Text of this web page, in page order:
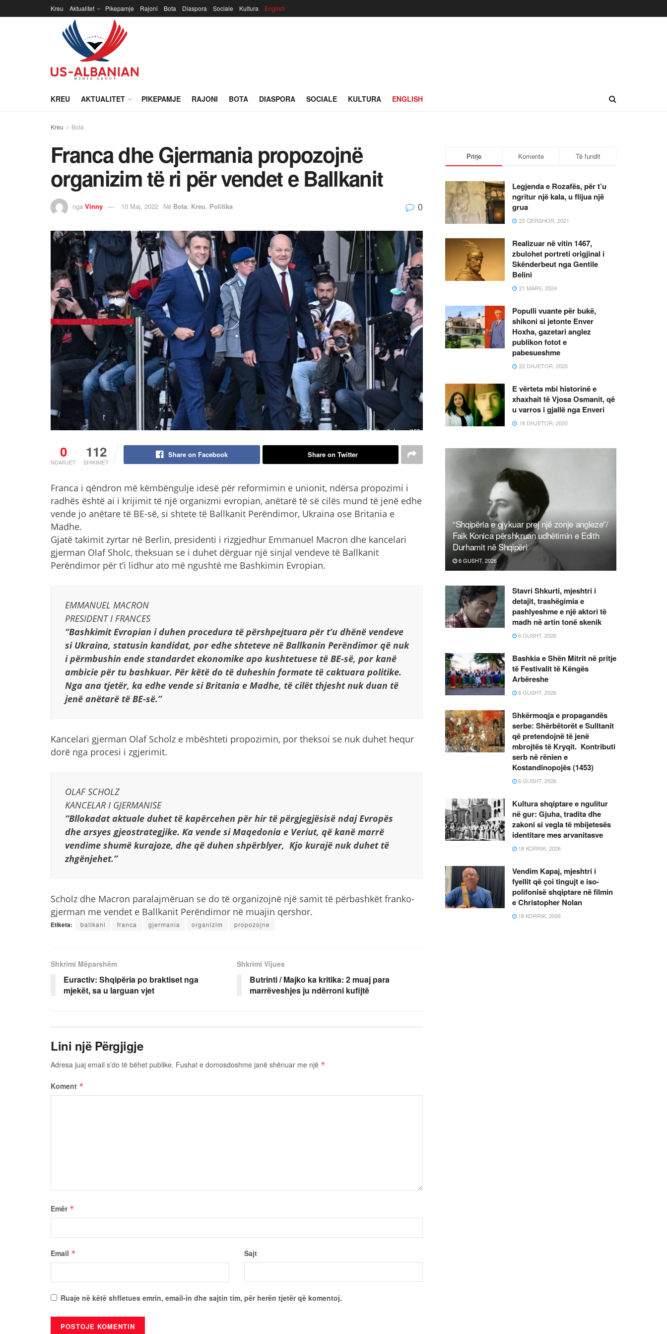
Kreu Aktualitet Pikepamje Rajoni Bota Diaspora Sociale Kultura English
KREU AKTUALITET PIKEPAMJE RAJONI BOTA DIASPORA SOCIALE KULTURA ENGLISH
Kreu Bota
Franca dhe Gjermania propozojnë
organizim të ri për vendet e Ballkanit
nga Vinny 10 Maj, 2022 Në Bota, Kreu, Politika 0
0
NDARJET
112
SHIKIMET
Share on Facebook Share on Twitter
Franca i qëndron më këmbëngulje idesë për reformimin e unionit, ndërsa propozimi i
radhës është ai i krijimit të një organizmi evropian, anëtarë të së cilës mund të jenë edhe
vende jo anëtare të BE-së, si shtete të Ballkanit Perëndimor, Ukraina ose Britania e
Madhe.
Gjatë takimit zyrtar në Berlin, presidenti i rizgjedhur Emmanuel Macron dhe kancelari
gjerman Olaf Sholc, theksuan se i duhet dërguar një sinjal vendeve të Ballkanit
Perëndimor për t’i lidhur ato më ngushtë me Bashkimin Evropian.
EMMANUEL MACRON
PRESIDENT I FRANCES
“Bashkimit Evropian i duhen procedura të përshpejtuara për t’u dhënë vendeve
si Ukraina, statusin kandidat, por edhe shteteve në Ballkanin Perëndimor që nuk
i përmbushin ende standardet ekonomike apo kushtetuese të BE-së, por kanë
ambicie për tu bashkuar. Për këtë do të duheshin formate të caktuara politike.
Nga ana tjetër, ka edhe vende si Britania e Madhe, të cilët thjesht nuk duan të
jenë anëtarë të BE-së.”
Kancelari gjerman Olaf Scholz e mbështeti propozimin, por theksoi se nuk duhet hequr
dorë nga procesi i zgjerimit.
OLAF SCHOLZ
KANCELAR I GJERMANISE
“Bllokadat aktuale duhet të kapërcehen për hir të përgjegjësisë ndaj Evropës
dhe arsyes gjeostrategjike. Ka vende si Maqedonia e Veriut, që kanë marrë
vendime shumë kurajoze, dhe që duhen shpërblyer, Kjo kurajë nuk duhet të
zhgënjehet.”
Scholz dhe Macron paralajmëruan se do të organizojnë një samit të përbashkët franko-
gjerman me vendet e Ballkanit Perëndimor në muajin qershor.
Etiketa: ballkani franca gjermania organizim propozojne
Shkrimi Mëparshëm
Euractiv: Shqipëria po braktiset nga
mjekët, sa u larguan vjet
Shkrimi Vijues
Butrinti / Majko ka kritika: 2 muaj para
marrëveshjes ju ndërroni kufijtë
Lini një Përgjigje
Adresa juaj email s’do të bëhet publike. Fushat e domosdoshme janë shënuar me një *
Koment *
Emër *
Email * Sajt
Ruaje në këtë shfletues emrin, email-in dhe sajtin tim, për herën tjetër që komentoj.
Prirje Komente Të fundit
Legjenda e Rozafës, për t’u
ngritur një kala, u flijua një
grua
25 QERSHOR, 2021
Realizuar në vitin 1467,
zbulohet portreti origjinal i
Skënderbeut nga Gentile
Belini
21 MARS, 2024
Populli vuante për bukë,
shikoni si jetonte Enver
Hoxha, gazetari anglez
publikon fotot e
pabesueshme
22 DHJETOR, 2020
E vërteta mbi historinë e
xhaxhait të Vjosa Osmanit, që
u varros i gjallë nga Enveri
18 DHJETOR, 2020
“Shqipëria e gjykuar prej një zonje angleze”/
Faik Konica përshkruan udhëtimin e Edith
Durhamit në Shqipëri
6 GUSHT, 2026
Stavri Shkurti, mjeshtri i
detajit, trashëgimia e
pashlyeshme e një aktori të
madh në artin tonë skenik
6 GUSHT, 2026
Bashkia e Shën Mitrit në pritje
të Festivalit të Këngës
Arbëreshe
6 GUSHT, 2026
Shkërmoqja e propagandës
serbe: Shërbëtorët e Sulltanit
që pretendojnë të jenë
mbrojtës të Kryqit. Kontributi
serb në rënien e
Kostandinopojës (1453)
6 GUSHT, 2026
Kultura shqiptare e ngulitur
në gur: Gjuha, tradita dhe
zakoni si vegla të mbijetesës
identitare mes arvanitasve
18 KORRIK, 2026
Vendim Kapaj, mjeshtri i
fyellit që çoi tingujt e iso-
polifonisë shqiptare në filmin
e Christopher Nolan
18 KORRIK, 2026